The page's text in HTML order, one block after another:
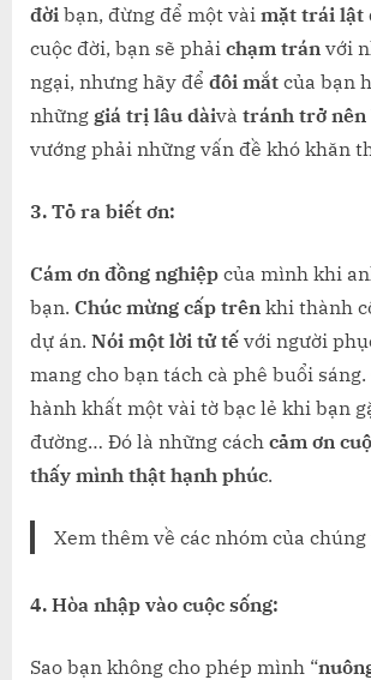
đời bạn, đừng để một vài mặt trái lật
cuộc đời, bạn sẽ phải chạm trán với
ngại, nhưng hãy để đôi mắt của bạn
những giá trị lâu dàivà tránh trở nên
vướng phải những vấn đề khó khăn
3. Tỏ ra biết ơn:
Cám ơn đồng nghiệp của mình khi
bạn. Chúc mừng cấp trên khi thành
dự án. Nói một lời tử tế với người
mang cho bạn tách cà phê buổi sáng.
hành khất một vài tờ bạc lẻ khi bạn
đường… Đó là những cách cảm ơn
thấy mình thật hạnh phúc.
Xem thêm về các nhóm của chúng
4. Hòa nhập vào cuộc sống:
Sao bạn không cho phép mình “